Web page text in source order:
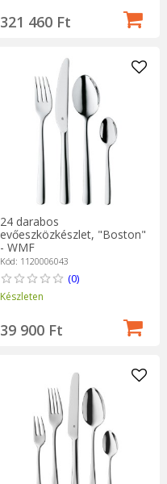
321 460 Ft
24 darabos
evőeszközkészlet, "Boston"
- WMF
Kód: 1120006043
(0)
Készleten
39 900 Ft